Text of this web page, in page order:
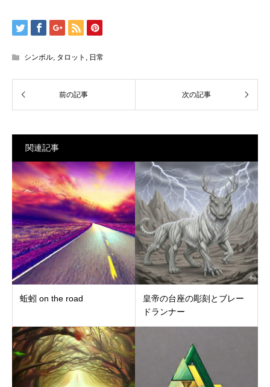
シンボル, タロット , 日常
関連記事
蚯蚓 on the road
皇帝の台座の彫刻とブレー
ドランナー